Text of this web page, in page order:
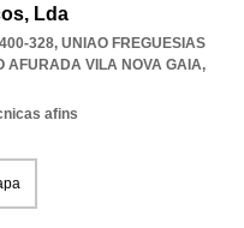
Lda
328, UNIAO FREGUESIAS
AFURADA VILA NOVA GAIA,
afins